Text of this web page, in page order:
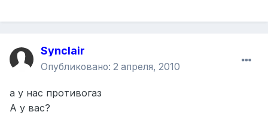
Synclair
Опубликовано: 2 апреля, 2010
а у нас противогаз
А у вас?